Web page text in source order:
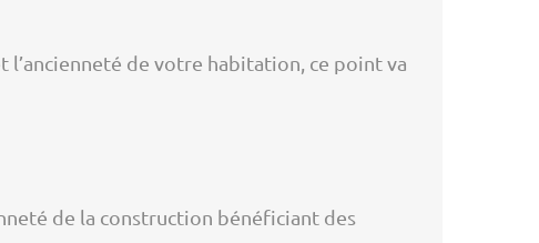
l’ancienneté de votre habitation, ce point va
de la construction bénéficiant des